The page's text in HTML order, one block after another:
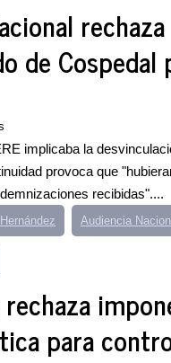
de Cospedal
implicaba la
provoca que
recibidas"....
Audiencia
para